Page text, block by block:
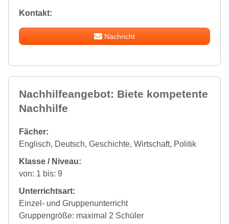
Kontakt:
Nachricht
Nachhilfeangebot: Biete kompetente
Nachhilfe
Fächer:
Englisch, Deutsch, Geschichte, Wirtschaft, Politik
Klasse / Niveau:
von: 1 bis: 9
Unterrichtsart:
Einzel- und Gruppenunterricht
Gruppengröße: maximal 2 Schüler